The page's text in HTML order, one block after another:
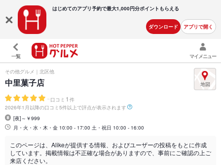
はじめてのアプリ予約で最大1,000円分ポイントもらえる
ダウンロード アプリで開く
一覧 マイメニュー
その他グルメ｜北区他
中里菓子店
- 口コミ 1 件
2026年1月以降の口コミ5件以上で評点が表示されます
[夜]～￥999
月・火・水・木・金 10:00 - 17:00 土・祝日 10:00 - 16:00
このページは、Alikeが提供する情報、およびユーザーの投稿をもとに作成
しています。掲載情報は不正確な場合がありますので、事前にご確認の上ご
来店ください。